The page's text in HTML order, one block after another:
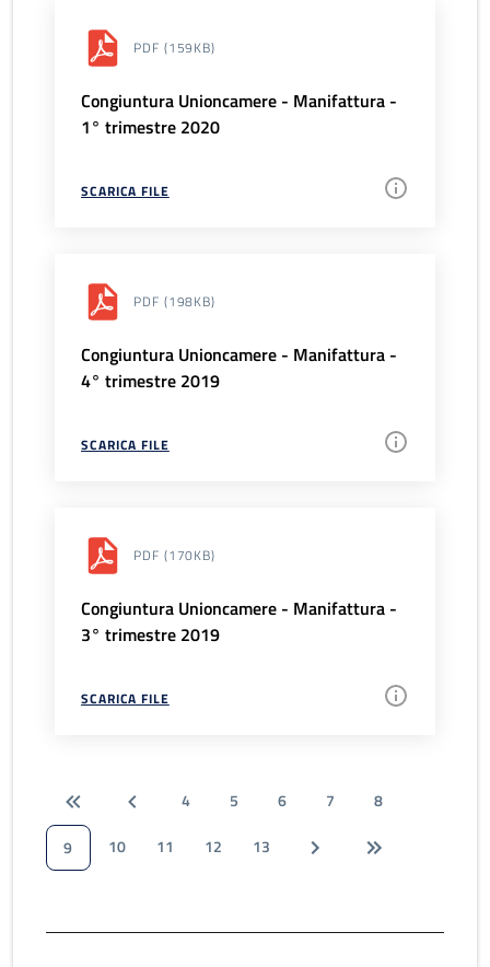
PDF (159KB)
Congiuntura Unioncamere - Manifattura -
1° trimestre 2020
SCARICA FILE
PDF (198KB)
Congiuntura Unioncamere - Manifattura -
4° trimestre 2019
SCARICA FILE
PDF (170KB)
Congiuntura Unioncamere - Manifattura -
3° trimestre 2019
SCARICA FILE
4 5 6 7
8
9
10 11 12 13